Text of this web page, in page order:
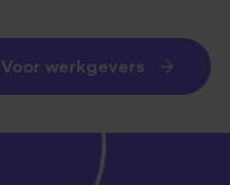
Voor werkgevers